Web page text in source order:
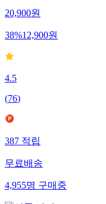
20,900원
38%12,900원
4.5
(76)
387적립
무료배송
4,955명구매중